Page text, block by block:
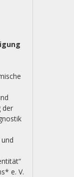
der
e. V.